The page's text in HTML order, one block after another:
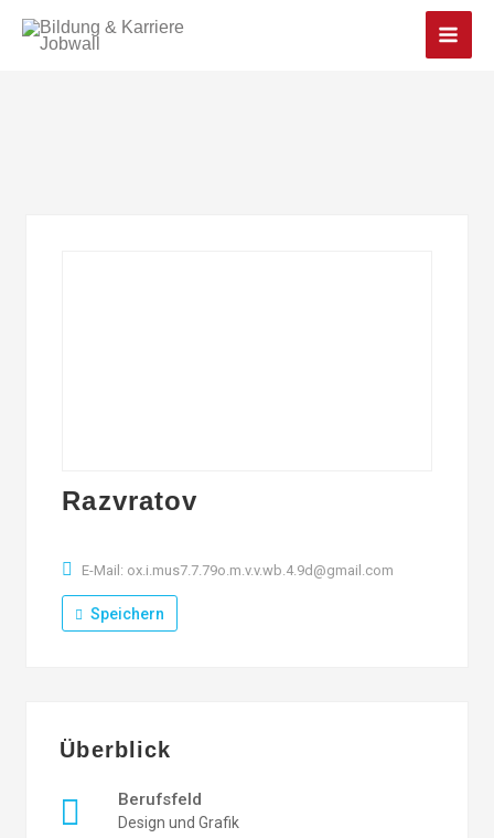
Main
Razvratov
E-Mail: ox.i.mus7.7.79o.m.v.v.wb.4.9d@gmail.com
Speichern
Überblick
Berufsfeld
Design und Grafik